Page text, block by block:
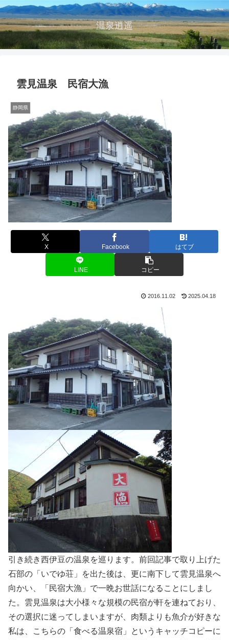
温泉逍遥
雲見温泉 民宿大漁
静岡県
X Facebook はてブ
LINE コピー
2016.11.02 2025.04.18
引き続き西伊豆の温泉を巡ります。前回記事で取り上げた
石部の「いでゆ荘」を出た後は、更に南下して雲見温泉へ
向かい、「民宿大漁」で一晩お世話になることにしまし
た。雲見温泉は大小様々な規模の民宿が軒を連ねており、
その選択に迷ってしまいますが、肉類よりも魚介が好きな
私は、こちらの「食べる温泉宿」というキャッチコピーに